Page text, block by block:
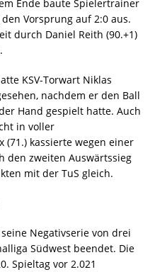
Ende baute Spielertrainer
Vorsprung auf 2:0 aus.
durch Daniel Reith (90.+1)
KSV-Torwart Niklas
nachdem er den Ball
Hand gespielt hatte. Auch
in voller
(71.) kassierte wegen einer
den zweiten Auswärtssieg
mit der TuS gleich.
Negativserie von drei
Südwest beendet. Die
Spieltag vor 2.021